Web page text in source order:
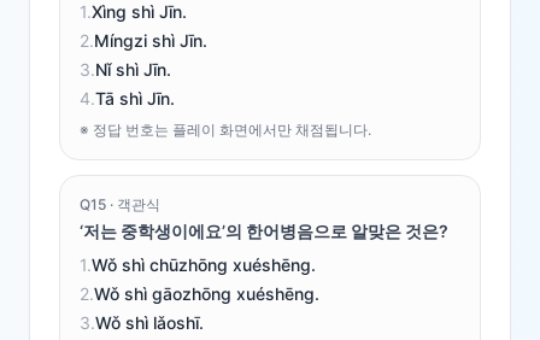
1.Xìng shì Jīn.
2.Míngzi shì Jīn.
3.Nǐ shì Jīn.
4.Tā shì Jīn.
※ 정답 번호는 플레이 화면에서만 채점됩니다.
Q15 · 객관식
‘저는 중학생이에요’의 한어병음으로 알맞은 것은?
1.Wǒ shì chūzhōng xuéshēng.
2.Wǒ shì gāozhōng xuéshēng.
3.Wǒ shì lǎoshī.